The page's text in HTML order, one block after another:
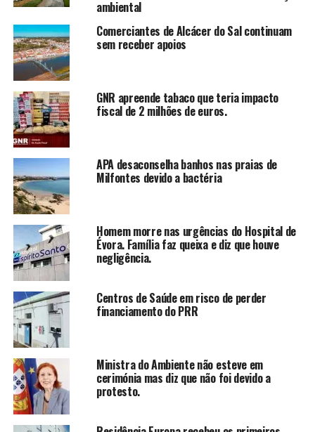
ambiental
Comerciantes de Alcácer do Sal continuam
sem receber apoios
GNR apreende tabaco que teria impacto
fiscal de 2 milhões de euros.
APA desaconselha banhos nas praias de
Milfontes devido a bactéria
Homem morre nas urgências do Hospital de
Évora. Família faz queixa e diz que houve
negligência.
Centros de Saúde em risco de perder
financiamento do PRR
Ministra do Ambiente não esteve em
cerimónia mas diz que não foi devido a
protesto.